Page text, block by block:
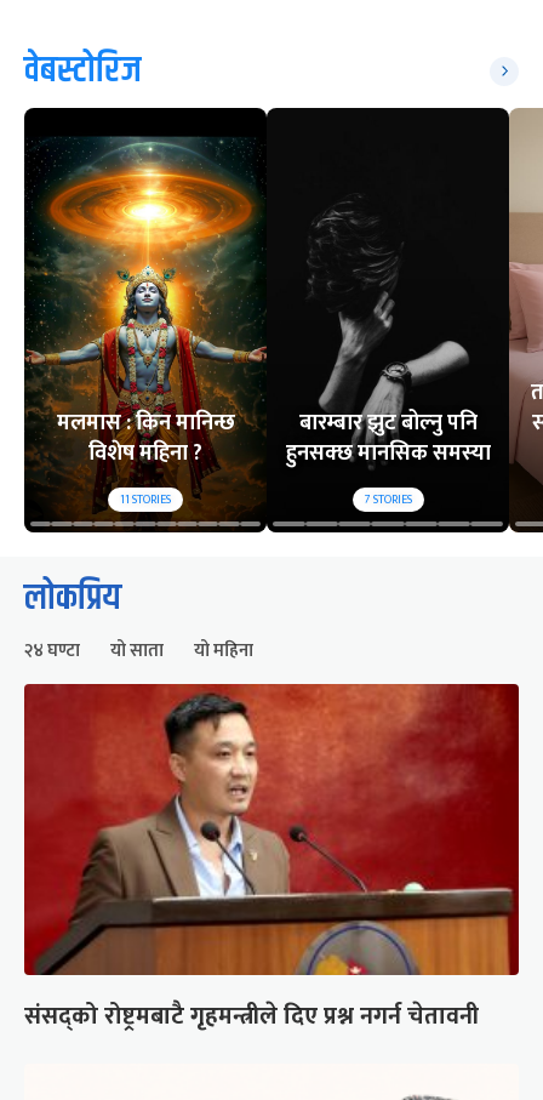
वेबस्टोरिज
मलमास : किन मानिन्छ
विशेष महिना ?
11STORIES
बारम्बार झुट बोल्नु पनि
हुनसक्छ मानसिक समस्या
7STORIES
लोकप्रिय
२४ घण्टा यो साता यो महिना
संसद्को रोष्ट्रमबाटै गृहमन्त्रीले दिए प्रश्न नगर्न चेतावनी